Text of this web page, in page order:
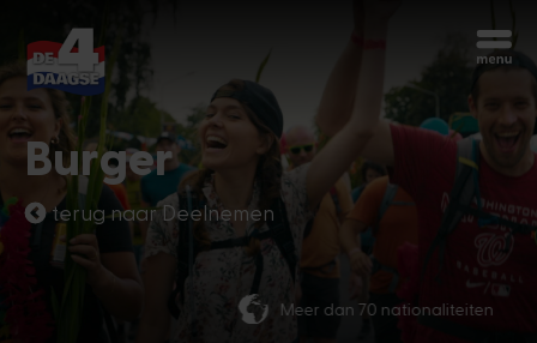
Burger
terug naar Deelnemen
Meer dan 70 nationaliteiten
Begin opnieuw
Chatbot Miles
Stel je vragen 24/7
Vandaag
Hoi, ik ben Miles, de chatbot van de